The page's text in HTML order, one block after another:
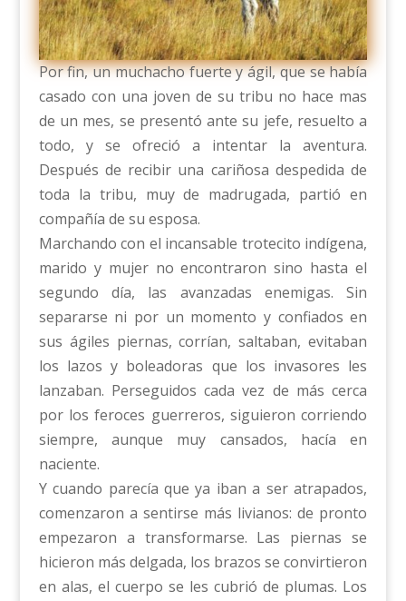
Por fin, un muchacho fuerte y ágil, que se había
casado con una joven de su tribu no hace mas
de un mes, se presentó ante su jefe, resuelto a
todo, y se ofreció a intentar la aventura.
Después de recibir una cariñosa despedida de
toda la tribu, muy de madrugada, partió en
compañía de su esposa.
Marchando con el incansable trotecito indígena,
marido y mujer no encontraron sino hasta el
segundo día, las avanzadas enemigas. Sin
separarse ni por un momento y confiados en
sus ágiles piernas, corrían, saltaban, evitaban
los lazos y boleadoras que los invasores les
lanzaban. Perseguidos cada vez de más cerca
por los feroces guerreros, siguieron corriendo
siempre, aunque muy cansados, hacía en
naciente.
Y cuando parecía que ya iban a ser atrapados,
comenzaron a sentirse más livianos: de pronto
empezaron a transformarse. Las piernas se
hicieron más delgada, los brazos se convirtieron
en alas, el cuerpo se les cubrió de plumas. Los